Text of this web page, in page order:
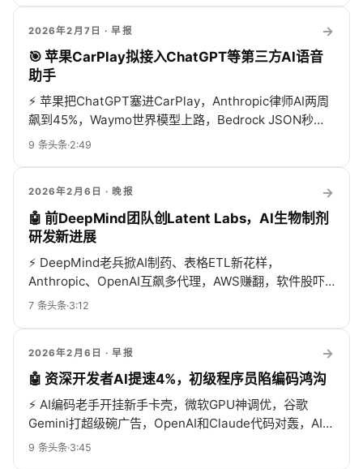
2026年2月7日 · 早报
→
🎯 苹果CarPlay拟接入ChatGPT等第三方AI语音
助手
⚡ 苹果把ChatGPT塞进CarPlay，Anthropic律师AI两周
飙到45%，Waymo世界模型上路，Bedrock JSON秒
回，裁员也AI背锅——这圈热闹得像春运！
9 条头条·2:49
2026年2月6日 · 晚报
→
🤖 前DeepMind团队创Latent Labs，AI生物制剂
研发新进展
⚡ DeepMind老兵掀AI制药、表格ETL新花样，
Anthropic、OpenAI互飙多代理，AWS赚翻，软件股吓
崩，编码老手秒飞新手懵
7 条头条·3:12
2026年2月6日 · 早报
→
🤖 资深开发者AI提速4%，初级程序员陷编码鸿沟
⚡ AI编码老手开挂新手卡壳，微软GPU神调优，谷歌
Gemini打超级碗广告，OpenAI和Claude代码对轰，AI表
格免ETL，Agent带移动记忆，政治围堵人脸，安全吹哨
9 条头条·3:45